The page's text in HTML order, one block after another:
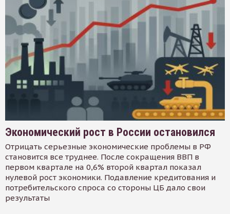
Экономический рост в России остановился
Отрицать серьезные экономические проблемы в РФ
становится все труднее. После сокращения ВВП в
первом квартале на 0,6% второй квартал показал
нулевой рост экономики. Подавление кредитования и
потребительского спроса со стороны ЦБ дало свои
результаты